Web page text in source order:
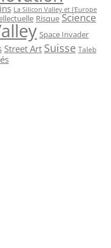
La Silicon Valley et l'Europe
Risque Science
Space Invader
Street Art Suisse Taleb